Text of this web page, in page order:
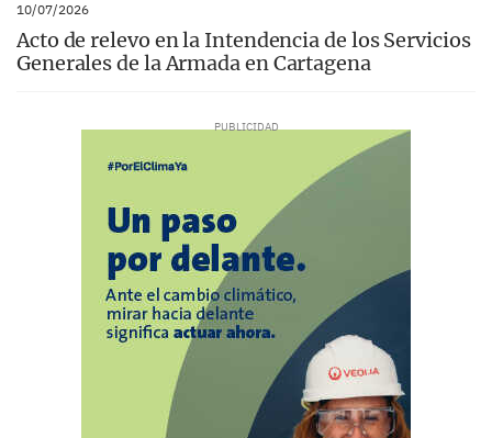
10/07/2026
Acto de relevo en la Intendencia de los Servicios
Generales de la Armada en Cartagena